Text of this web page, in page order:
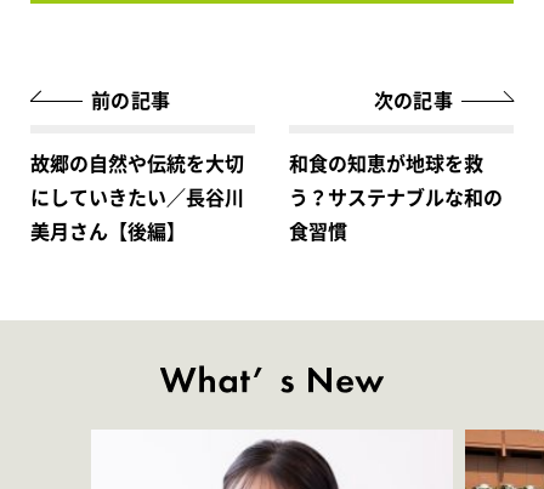
前の記事
故郷の自然や伝統を大切
にしていきたい／長谷川
美月さん【後編】
次の記事
和食の知恵が地球を救
う？サステナブルな和の
食習慣